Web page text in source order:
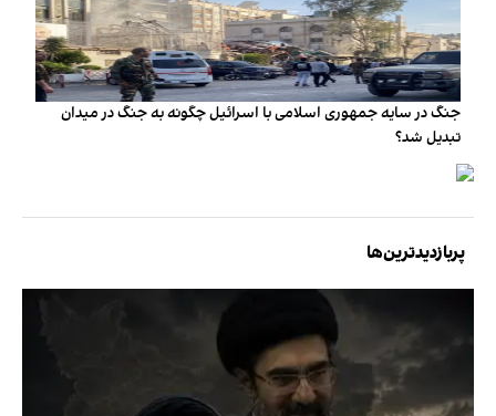
جنگ در سایه جمهوری اسلامی با اسرائیل چگونه به جنگ در میدان
تبدیل شد؟
پربازدیدترین‌ها